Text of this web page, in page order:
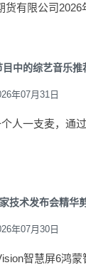
货有限公司
中的综艺音乐推
年07月31日
人一支麦，通
年07月30日
智慧屏6鸿